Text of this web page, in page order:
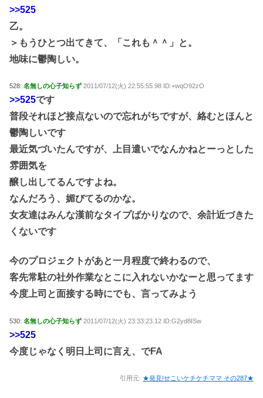
>>525
乙。
＞もうひとつ出てきて、「これも＾＾」と。
地味に鬱陶しい。
528: 名無しの心子知らず 2011/07/12(火) 22:55:55.98 ID:+wqO92zO
>>525です
普段それほど接点ないので忘れがちですが、絡むとほんと
鬱陶しいです
最近気づいたんですが、上目遣いでなんかねとーっとした
雰囲気を
醸し出してるんですよね。
なんだろう、媚びてるのかな。
女友達はみんな漢前なタイプばかりなので、余計近づきた
くないです
今のプロジェクトがあと一月程度で終わるので、
客先常駐の社外作業なとこに入れないかなーと思ってます
今度上司と面接する時にでも、言ってみよう
530: 名無しの心子知らず 2011/07/12(火) 23:33:23.12 ID:G2yd8ISw
>>525
今度じゃなく明日上司に言え、でFA
引用元: ★発見!せこいケチケチママ その287★